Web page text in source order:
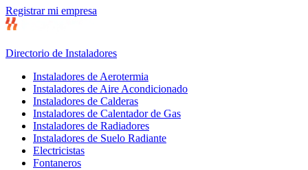
Registrar mi empresa
Directorio de Instaladores
Instaladores de Aerotermia
Instaladores de Aire Acondicionado
Instaladores de Calderas
Instaladores de Calentador de Gas
Instaladores de Radiadores
Instaladores de Suelo Radiante
Electricistas
Fontaneros